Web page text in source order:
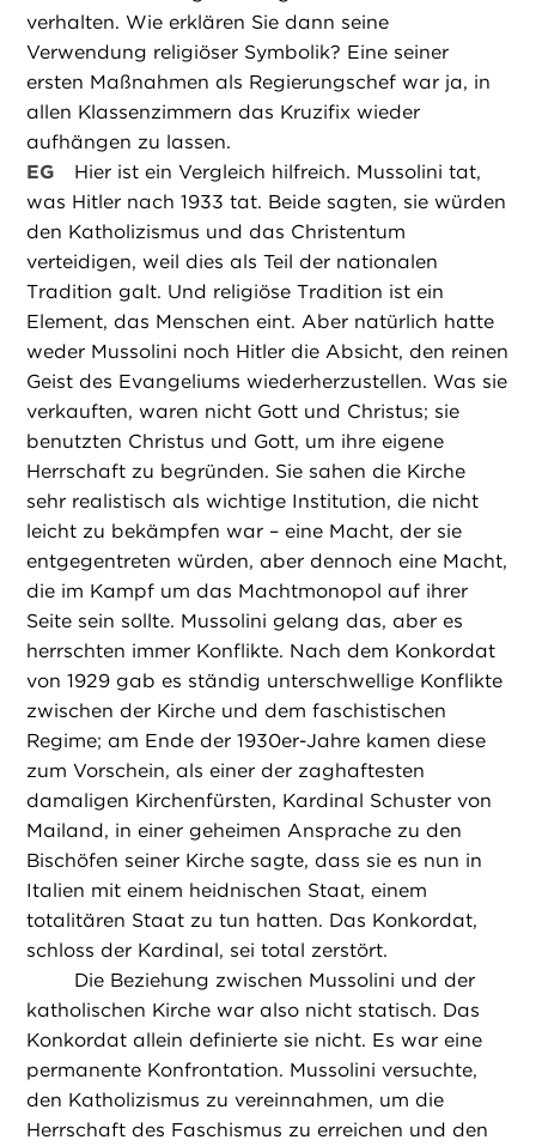
verhalten. Wie erklären Sie dann seine
Verwendung religiöser Symbolik? Eine seiner
ersten Maßnahmen als Regierungschef war ja, in
allen Klassenzimmern das Kruzifix wieder
aufhängen zu lassen.
EG
Hier ist ein Vergleich hilfreich. Mussolini tat,
was Hitler nach 1933 tat. Beide sagten, sie würden
den Katholizismus und das Christentum
verteidigen, weil dies als Teil der nationalen
Tradition galt. Und religiöse Tradition ist ein
Element, das Menschen eint. Aber natürlich hatte
weder Mussolini noch Hitler die Absicht, den reinen
Geist des Evangeliums wiederherzustellen. Was sie
verkauften, waren nicht Gott und Christus; sie
benutzten Christus und Gott, um ihre eigene
Herrschaft zu begründen. Sie sahen die Kirche
sehr realistisch als wichtige Institution, die nicht
leicht zu bekämpfen war – eine Macht, der sie
entgegentreten würden, aber dennoch eine Macht,
die im Kampf um das Machtmonopol auf ihrer
Seite sein sollte. Mussolini gelang das, aber es
herrschten immer Konflikte. Nach dem Konkordat
von 1929 gab es ständig unterschwellige Konflikte
zwischen der Kirche und dem faschistischen
Regime; am Ende der 1930er-Jahre kamen diese
zum Vorschein, als einer der zaghaftesten
damaligen Kirchenfürsten, Kardinal Schuster von
Mailand, in einer geheimen Ansprache zu den
Bischöfen seiner Kirche sagte, dass sie es nun in
Italien mit einem heidnischen Staat, einem
totalitären Staat zu tun hatten. Das Konkordat,
schloss der Kardinal, sei total zerstört.
Die Beziehung zwischen Mussolini und der
katholischen Kirche war also nicht statisch. Das
Konkordat allein definierte sie nicht. Es war eine
permanente Konfrontation. Mussolini versuchte,
den Katholizismus zu vereinnahmen, um die
Herrschaft des Faschismus zu erreichen und den